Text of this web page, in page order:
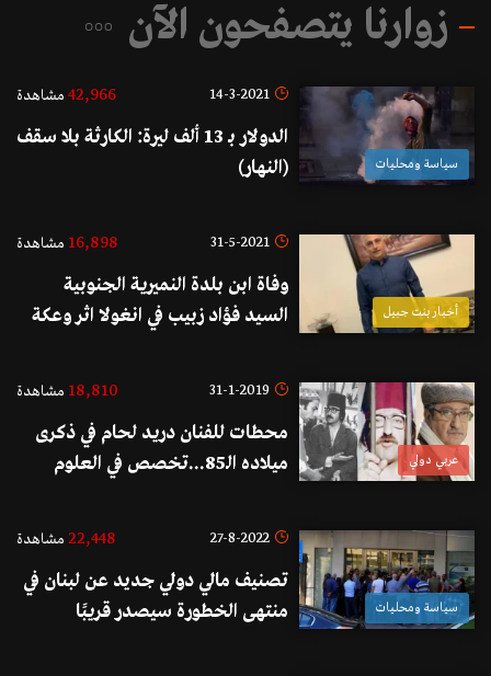
زوارنا يتصفحون الآن
سياسة ومحليات
14-3-2021
42,966 مشاهدة
الدولار بـ 13 ألف ليرة: الكارثة بلا سقف
(النهار)
أخبار بنت جبيل
31-5-2021
16,898 مشاهدة
وفاة ابن بلدة النميرية الجنوبية
السيد فؤاد زبيب في انغولا اثر وعكة
عربي دولي
31-1-2019
18,810 مشاهدة
محطات للفنان دريد لحام في ذكرى
ميلاده الـ85...تخصص في العلوم
سياسة ومحليات
27-8-2022
22,448 مشاهدة
تصنيف مالي دولي جديد عن لبنان في
منتهى الخطورة سيصدر قريبًا